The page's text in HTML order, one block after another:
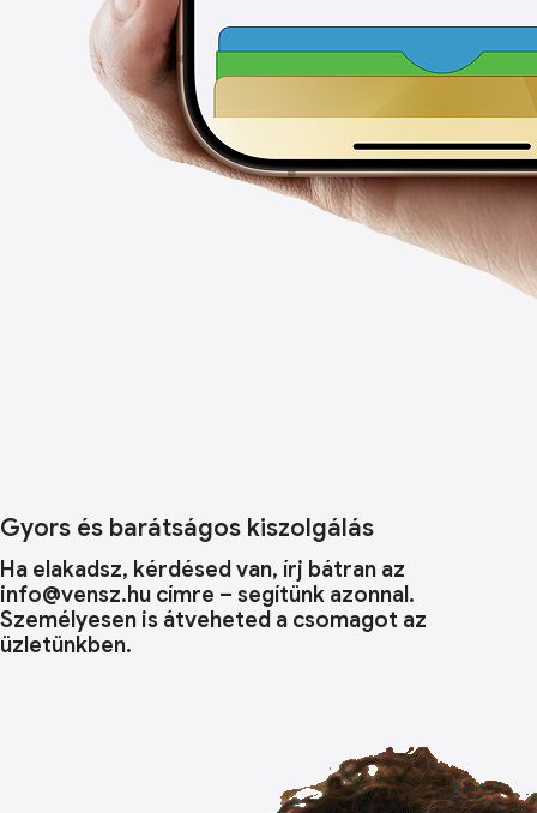
Gyors és barátságos kiszolgálás
Ha elakadsz, kérdésed van, írj bátran az
info@vensz.hu címre – segítünk azonnal.
Személyesen is átveheted a csomagot az
üzletünkben.